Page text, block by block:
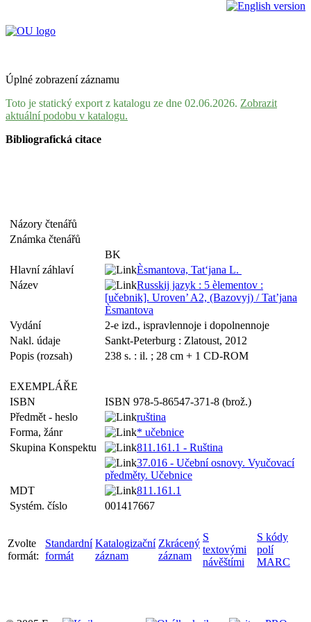
Úplné zobrazení záznamu
Toto je statický export z katalogu ze dne 02.06.2026. Zobrazit
aktuální podobu v katalogu.
Bibliografická citace
Názory čtenářů
Známka čtenářů
BK
Hlavní záhlaví
Èsmantova, Tat‘jana L.
Název
Russkij jazyk : 5 èlementov :
[učebnik]. Uroven’ A2, (Bazovyj) / Tat’jana
Èsmantova
Vydání
2-e izd., ispravlennoje i dopolnennoje
Nakl. údaje
Sankt-Peterburg : Zlatoust, 2012
Popis (rozsah)
238 s. : il. ; 28 cm + 1 CD-ROM
EXEMPLÁŘE
ISBN
ISBN 978-5-86547-371-8 (brož.)
Předmět - heslo
ruština
Forma, žánr
* učebnice
Skupina Konspektu
811.161.1 - Ruština
37.016 - Učební osnovy. Vyučovací
předměty. Učebnice
MDT
811.161.1
Systém. číslo
001417667
Zvolte
formát:
Standardní
formát
Katalogizační
záznam
Zkrácený
záznam
S
textovými
návěštími
S kódy
polí
MARC